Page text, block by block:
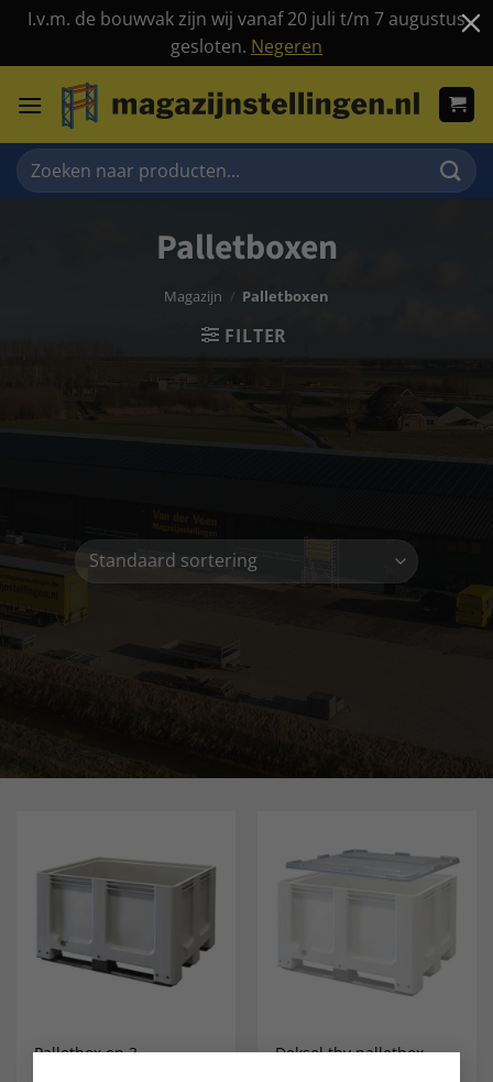
I.v.m. de bouwvak zijn wij vanaf 20 juli t/m 7 augustus
gesloten. Negeren
naar
Zoeken
naar:
Palletboxen
Magazijn / Palletboxen
FILTER
Palletbox op 3
Deksel tbv palletbox